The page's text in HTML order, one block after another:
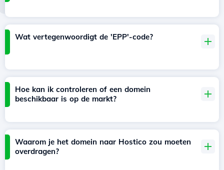
Wat vertegenwoordigt de 'EPP'-code?
Hoe kan ik controleren of een domein
beschikbaar is op de markt?
Waarom je het domein naar Hostico zou moeten
overdragen?